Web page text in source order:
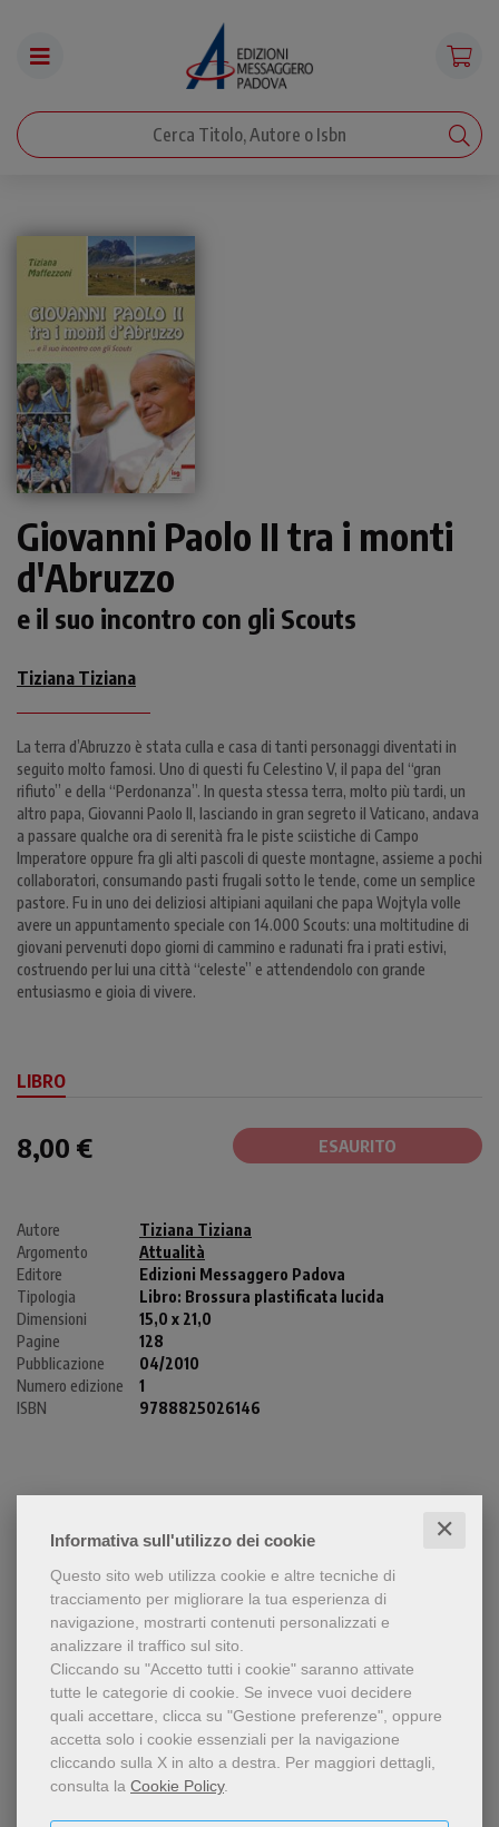
Informativa sull'utilizzo dei cookie ✕
Questo sito web utilizza cookie e altre tecniche di
tracciamento per migliorare la tua esperienza di
navigazione, mostrarti contenuti personalizzati e
analizzare il traffico sul sito.
Cliccando su "Accetto tutti i cookie" saranno attivate
tutte le categorie di cookie. Se invece vuoi decidere
quali accettare, clicca su "Gestione preferenze", oppure
accetta solo i cookie essenziali per la navigazione
cliccando sulla X in alto a destra. Per maggiori dettagli,
consulta la Cookie Policy.
Giovanni Paolo II tra i monti
d'Abruzzo
e il suo incontro con gli Scouts
Tiziana Tiziana
La terra d’Abruzzo è stata culla e casa di tanti personaggi diventati in
seguito molto famosi. Uno di questi fu Celestino V, il papa del “gran
rifiuto” e della “Perdonanza”. In questa stessa terra, molto più tardi, un
altro papa, Giovanni Paolo II, lasciando in gran segreto il Vaticano, andava
a passare qualche ora di serenità fra le piste sciistiche di Campo
Imperatore oppure fra gli alti pascoli di queste montagne, assieme a pochi
collaboratori, consumando pasti frugali sotto le tende, come un semplice
pastore. Fu in uno dei deliziosi altipiani aquilani che papa Wojtyla volle
avere un appuntamento speciale con 14.000 Scouts: una moltitudine di
giovani pervenuti dopo giorni di cammino e radunati fra i prati estivi,
costruendo per lui una città “celeste” e attendendolo con grande
entusiasmo e gioia di vivere.
LIBRO
8,00 € ESAURITO
Autore
Tiziana Tiziana
Argomento
Attualità
Editore
Edizioni Messaggero Padova
Tipologia
Libro: Brossura plastificata lucida
Dimensioni
15,0 x 21,0
Pagine
128
Pubblicazione
04/2010
Numero edizione
1
ISBN
9788825026146
AUTORE
TIZIANA MAFFEZZONI (Teramo 1958), vive e opera in Abruzzo come
promotrice culturale nelle scuole e biblioteche e come giornalista.
Innamorata della figura di Giovanni Paolo II, cerca in tutti i modi di
illustrarne la vita nei suoi risvolti pubblici e privati, additandolo come
“modello” di uomo, cristiano e pastore universale.
CONTENUTI